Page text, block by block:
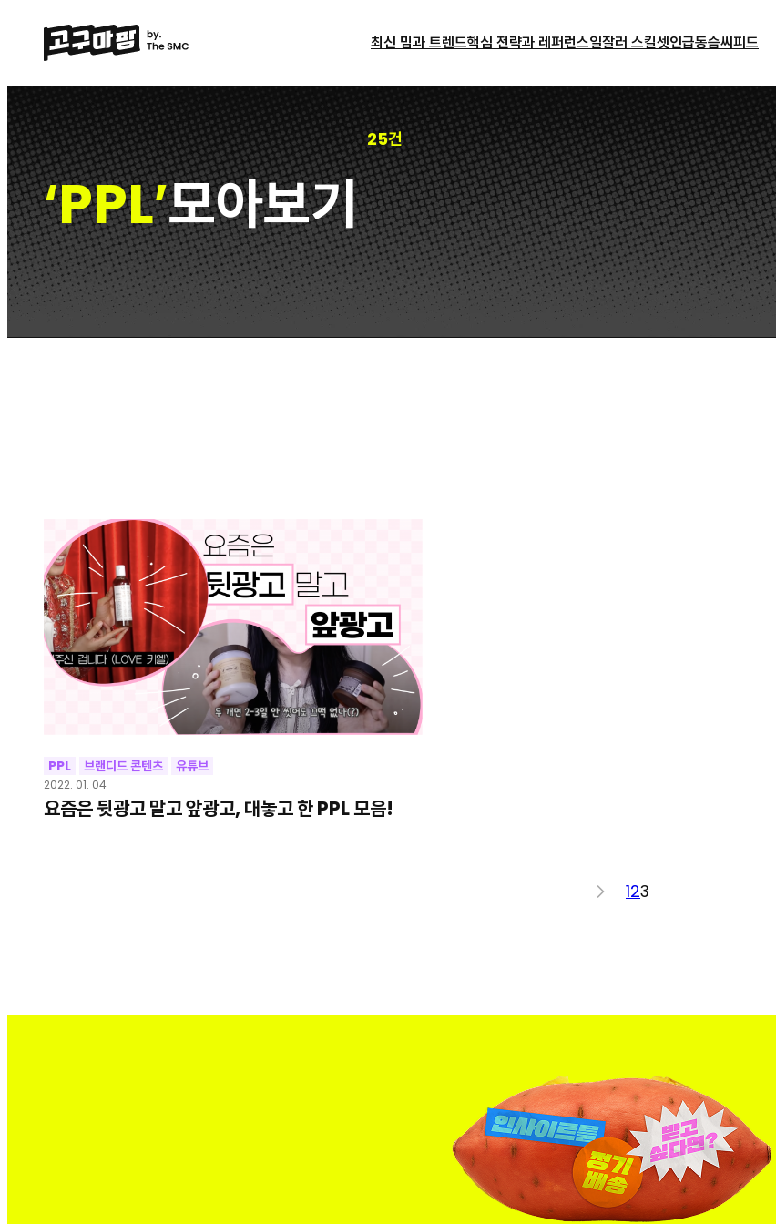
최신 밈과 트렌드핵심 전략과 레퍼런스일잘러 스킬셋인급동슴씨피드
‘PPL’모아보기
25건
PPL 브랜디드 콘텐츠 유튜브
2022. 01. 04
요즘은 뒷광고 말고 앞광고, 대놓고 한 PPL 모음!
< 123